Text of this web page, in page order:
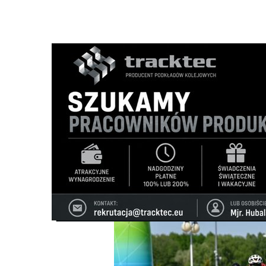
Ścieżka
nawigacyjna
Strona główna Wiadomości /Sport
Startuje szósta
SPORT 21/05/2026 / 0 Komentarzy
Startuje szósta edycja Sudovia Gravel